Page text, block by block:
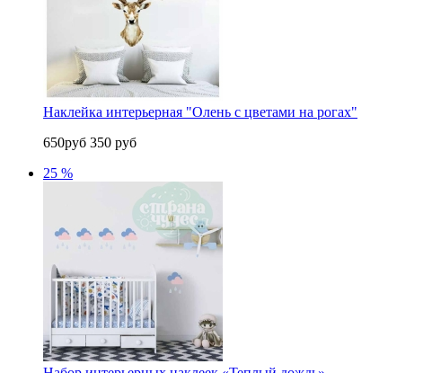
Наклейка интерьерная "Олень с цветами на рогах"
650руб 350 руб
25 %